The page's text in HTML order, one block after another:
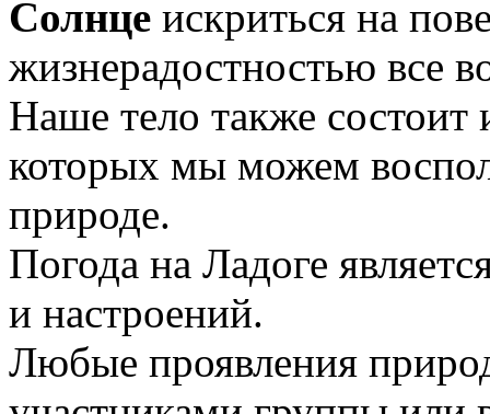
Солнце искриться на
жизнерадостностью все
Наше тело также состоит
которых мы можем
природе.
Погода на Ладоге
и настроений.
Любые проявления